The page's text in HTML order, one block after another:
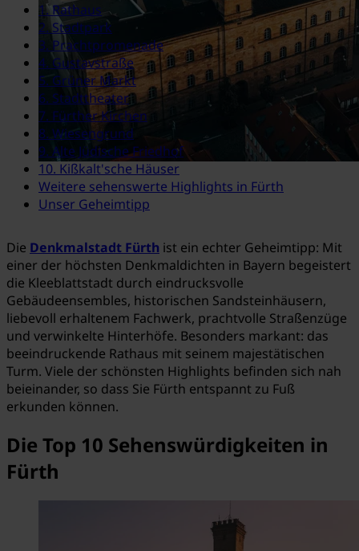
1. Rathaus
2. Stadtpark
3. Prachtpromenade
4. Gustavstraße
5. Grüner Markt
6. Stadttheater
7. Fürther Kirchen
8. Wiesengrund
9. Alte Jüdische Friedhof
10. Kißkalt'sche Häuser
Weitere sehenswerte Highlights in Fürth
Unser Geheimtipp
Die Denkmalstadt Fürth ist ein echter Geheimtipp: Mit
einer der höchsten Denkmaldichten in Bayern begeistert
die Kleeblattstadt durch eindrucksvolle
Gebäudeensembles, historischen Sandsteinhäusern,
liebevoll erhaltenem Fachwerk, prachtvolle Straßenzüge
und verwinkelte Hinterhöfe. Besonders markant: das
beeindruckende Rathaus mit seinem majestätischen
Turm. Viele der schönsten Highlights befinden sich nah
beieinander, so dass Sie Fürth entspannt zu Fuß
erkunden können.
Die Top 10 Sehenswürdigkeiten in
Fürth